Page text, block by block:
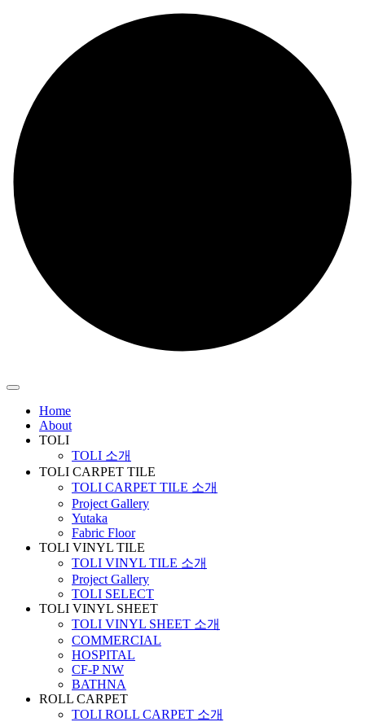
Home
About
TOLI
TOLI 소개
TOLI CARPET TILE
TOLI CARPET TILE 소개
Project Gallery
Yutaka
Fabric Floor
TOLI VINYL TILE
TOLI VINYL TILE 소개
Project Gallery
TOLI SELECT
TOLI VINYL SHEET
TOLI VINYL SHEET 소개
COMMERCIAL
HOSPITAL
CF-P NW
BATHNA
ROLL CARPET
TOLI ROLL CARPET 소개